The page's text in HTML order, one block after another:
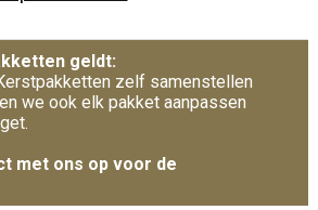
geldt:
zelf samenstellen
we ook elk pakket aanpassen
met ons op voor de